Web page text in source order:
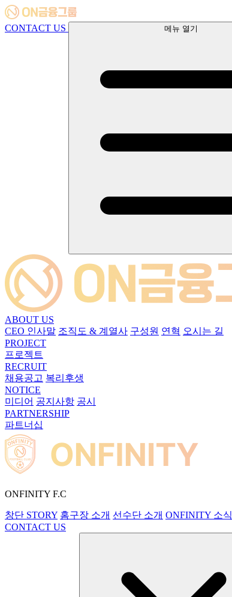
CONTACT US 메뉴 열기
ABOUT US
CEO 인사말 조직도 & 계열사 구성원 연혁 오시는 길
PROJECT
프로젝트
RECRUIT
채용공고 복리후생
NOTICE
미디어 공지사항 공시
PARTNERSHIP
파트너십
ONFINITY F.C
창단 STORY 홈구장 소개 선수단 소개 ONFINITY 소식
CONTACT US